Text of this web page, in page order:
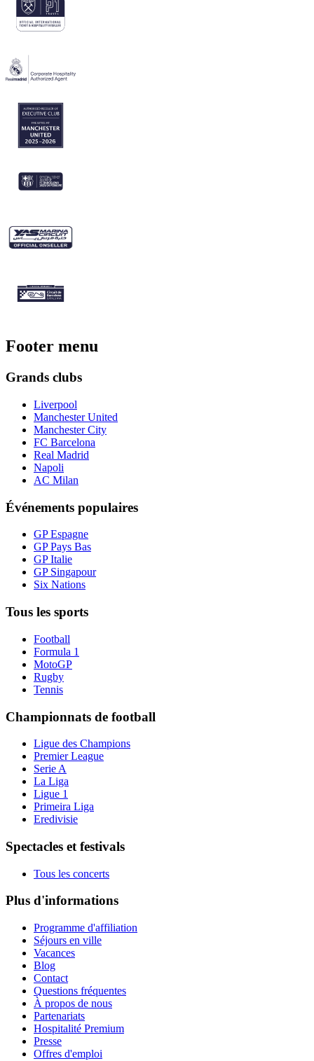
Footer menu
Grands clubs
Liverpool
Manchester United
Manchester City
FC Barcelona
Real Madrid
Napoli
AC Milan
Événements populaires
GP Espagne
GP Pays Bas
GP Italie
GP Singapour
Six Nations
Tous les sports
Football
Formula 1
MotoGP
Rugby
Tennis
Championnats de football
Ligue des Champions
Premier League
Serie A
La Liga
Ligue 1
Primeira Liga
Eredivisie
Spectacles et festivals
Tous les concerts
Plus d'informations
Programme d'affiliation
Séjours en ville
Vacances
Blog
Contact
Questions fréquentes
À propos de nous
Partenariats
Hospitalité Premium
Presse
Offres d'emploi